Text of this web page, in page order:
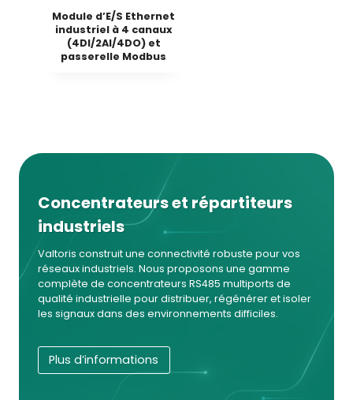
Module d’E/S Ethernet
industriel à 4 canaux
(4DI/2AI/4DO) et
passerelle Modbus
Concentrateurs et répartiteurs
industriels
Valtoris construit une connectivité robuste pour vos
réseaux industriels. Nous proposons une gamme
complète de concentrateurs RS485 multiports de
qualité industrielle pour distribuer, régénérer et isoler
les signaux dans des environnements difficiles.
Plus d’informations